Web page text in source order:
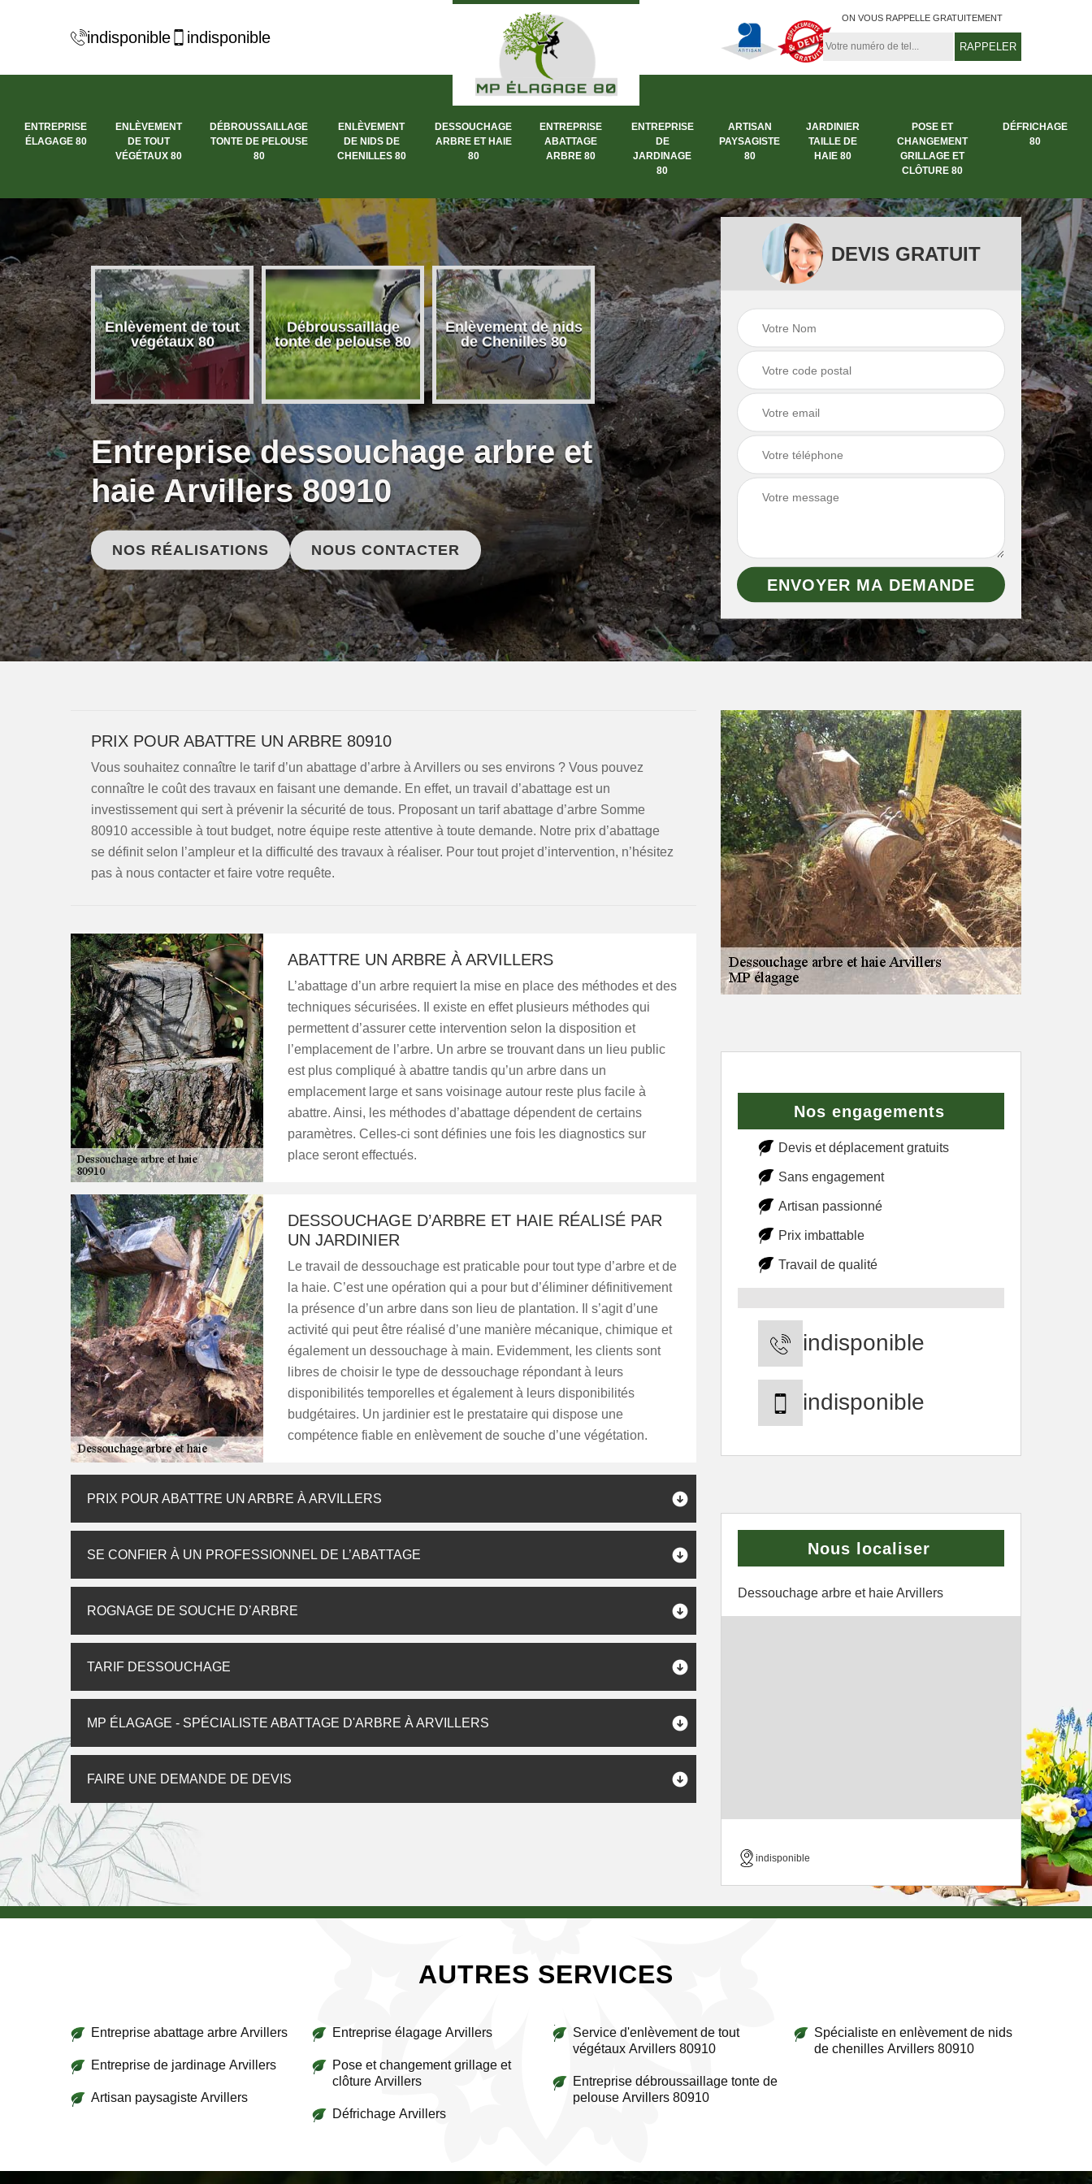
indisponible indisponible
ON VOUS RAPPELLE GRATUITEMENT
ENTREPRISE
ÉLAGAGE 80
ENLÈVEMENT
DE TOUT
VÉGÉTAUX 80
DÉBROUSSAILLAGE
TONTE DE PELOUSE
80
ENLÈVEMENT
DE NIDS DE
CHENILLES 80
DESSOUCHAGE
ARBRE ET HAIE
80
ENTREPRISE
ABATTAGE
ARBRE 80
ENTREPRISE
DE
JARDINAGE
80
ARTISAN
PAYSAGISTE
80
JARDINIER
TAILLE DE
HAIE 80
POSE ET
CHANGEMENT
GRILLAGE ET
CLÔTURE 80
DÉFRICHAGE
80
élagage
Enlèvement de tout
végétaux 80
Débroussaillage
tonte de pelouse 80
Enlèvement de nids
de Chenilles 80
Dessouchage arbre
et haie 80
Entreprise abattage
Entreprise de
jardinage 80
Entreprise dessouchage arbre et
haie Arvillers 80910
NOS RÉALISATIONS NOUS CONTACTER
DEVIS GRATUIT
PRIX POUR ABATTRE UN ARBRE 80910
Vous souhaitez connaître le tarif d’un abattage d’arbre à Arvillers ou ses environs ? Vous pouvez
connaître le coût des travaux en faisant une demande. En effet, un travail d’abattage est un
investissement qui sert à prévenir la sécurité de tous. Proposant un tarif abattage d’arbre Somme
80910 accessible à tout budget, notre équipe reste attentive à toute demande. Notre prix d’abattage
se définit selon l’ampleur et la difficulté des travaux à réaliser. Pour tout projet d’intervention, n’hésitez
pas à nous contacter et faire votre requête.
ABATTRE UN ARBRE À ARVILLERS
L’abattage d’un arbre requiert la mise en place des méthodes et des
techniques sécurisées. Il existe en effet plusieurs méthodes qui
permettent d’assurer cette intervention selon la disposition et
l’emplacement de l’arbre. Un arbre se trouvant dans un lieu public
est plus compliqué à abattre tandis qu’un arbre dans un
emplacement large et sans voisinage autour reste plus facile à
abattre. Ainsi, les méthodes d’abattage dépendent de certains
paramètres. Celles-ci sont définies une fois les diagnostics sur
place seront effectués.
DESSOUCHAGE D’ARBRE ET HAIE RÉALISÉ PAR
UN JARDINIER
Le travail de dessouchage est praticable pour tout type d’arbre et de
la haie. C’est une opération qui a pour but d’éliminer définitivement
la présence d’un arbre dans son lieu de plantation. Il s’agit d’une
activité qui peut être réalisé d’une manière mécanique, chimique et
également un dessouchage à main. Evidemment, les clients sont
libres de choisir le type de dessouchage répondant à leurs
disponibilités temporelles et également à leurs disponibilités
budgétaires. Un jardinier est le prestataire qui dispose une
compétence fiable en enlèvement de souche d’une végétation.
PRIX POUR ABATTRE UN ARBRE À ARVILLERS
SE CONFIER À UN PROFESSIONNEL DE L’ABATTAGE
ROGNAGE DE SOUCHE D’ARBRE
TARIF DESSOUCHAGE
MP ÉLAGAGE - SPÉCIALISTE ABATTAGE D'ARBRE À ARVILLERS
FAIRE UNE DEMANDE DE DEVIS
Nos engagements
Devis et déplacement gratuits
Sans engagement
Artisan passionné
Prix imbattable
Travail de qualité
indisponible
indisponible
Nous localiser
Dessouchage arbre et haie Arvillers
indisponible
AUTRES SERVICES
Entreprise abattage arbre Arvillers
Entreprise de jardinage Arvillers
Artisan paysagiste Arvillers
Entreprise élagage Arvillers
Pose et changement grillage et
clôture Arvillers
Défrichage Arvillers
Service d'enlèvement de tout
végétaux Arvillers 80910
Entreprise débroussaillage tonte de
pelouse Arvillers 80910
Spécialiste en enlèvement de nids
de chenilles Arvillers 80910